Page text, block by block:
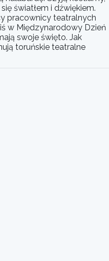
światłem i dźwiękiem.
pracownicy teatralnych
w Międzynarodowy Dzień
swoje święto. Jak
toruńskie teatralne